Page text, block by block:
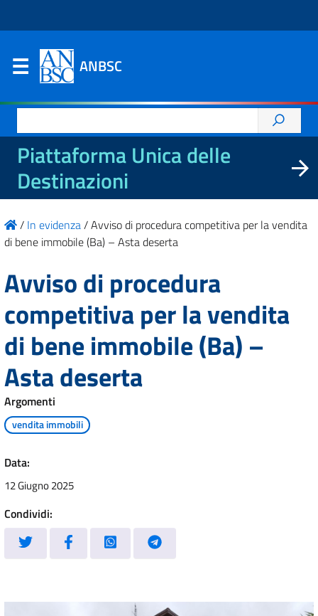
ANBSC
per:
Piattaforma Unica delle
Destinazioni
/ In evidenza/Avviso di procedura competitiva per la vendita
di bene immobile (Ba) – Asta deserta
Avviso di procedura
competitiva per la vendita
di bene immobile (Ba) –
Asta deserta
Argomenti
vendita immobili
Data:
12 Giugno 2025
Condividi: